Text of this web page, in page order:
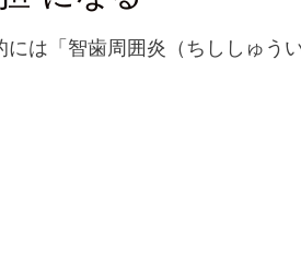
は「智歯周囲炎（ちししゅう